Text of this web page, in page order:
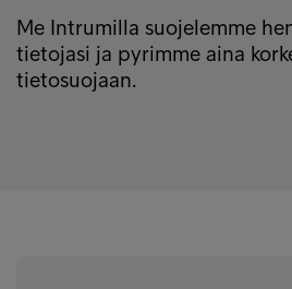
Me Intrumilla suojelemme
tietojasi ja pyrimme aina
tietosuojaan.